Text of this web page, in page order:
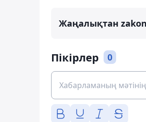
Жаңалықтан
Пікірлер 0